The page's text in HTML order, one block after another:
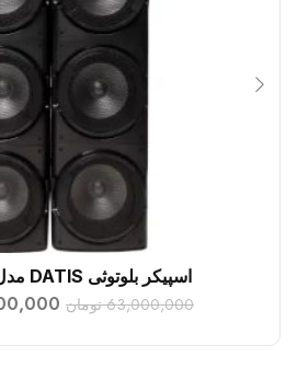
افزودن به سبداسپیکر بلوتوثی DATIS مدل DS1020P
63,000,000 تومان